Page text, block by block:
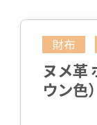
財布
ヌメ革
ウン色）